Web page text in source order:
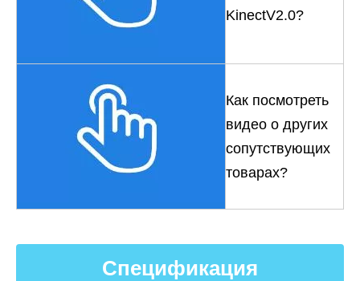
KinectV2.0?
Как посмотреть
видео о других
сопутствующих
товарах?
Спецификация